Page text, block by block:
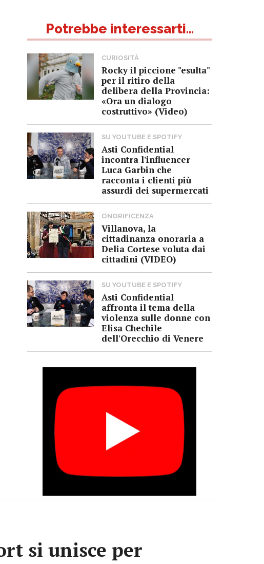
Potrebbe interessarti...
CURIOSITÀ
Rocky il piccione "esulta"
per il ritiro della
delibera della Provincia:
«Ora un dialogo
costruttivo» (Video)
SU YOUTUBE E SPOTIFY
Asti Confidential
incontra l'influencer
Luca Garbin che
racconta i clienti più
assurdi dei supermercati
ONORIFICENZA
Villanova, la
cittadinanza onoraria a
Delia Cortese voluta dai
cittadini (VIDEO)
SU YOUTUBE E SPOTIFY
Asti Confidential
affronta il tema della
violenza sulle donne con
Elisa Chechile
dell'Orecchio di Venere
si unisce per